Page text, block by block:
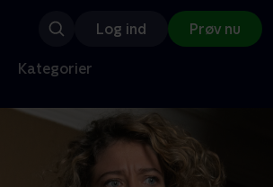
Log ind Prøv nu
Kategorier